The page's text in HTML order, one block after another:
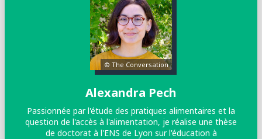
© The Conversation
Alexandra Pech
Passionnée par l'étude des pratiques alimentaires et la
question de l'accès à l'alimentation, je réalise une thèse
de doctorat à l'ENS de Lyon sur l'éducation à